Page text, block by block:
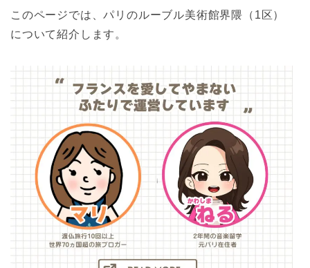
このページでは、パリのルーブル美術館界隈（1区）
について紹介します。